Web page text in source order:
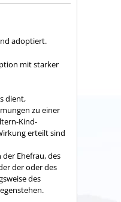
adoptiert.
mit starker
dient,
zu einer
Kind-
erteilt sind
Ehefrau, des
der oder des
des